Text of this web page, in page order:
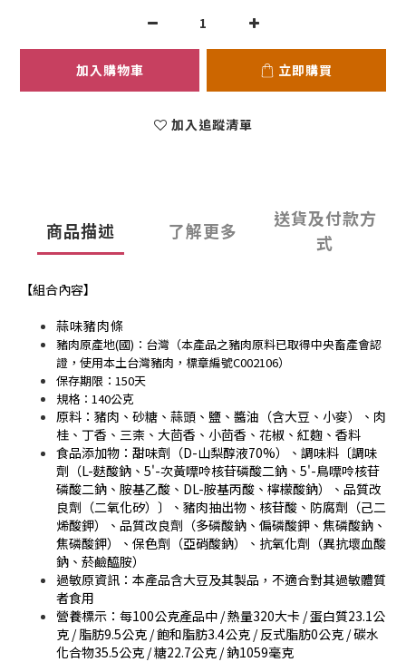
加入購物車 立即購買
加入追蹤清單
商品描述 了解更多
送貨及付款方
式
【組合內容】
蒜味豬肉條
豬肉原產地(國)：台灣（本產品之豬肉原料已取得中央畜產會認
證，使用本土台灣豬肉，標章編號C002106）
保存期限：150天
規格：140公克
原料： 豬肉、砂糖、蒜頭、鹽、醬油（含大豆、小麥）、肉
桂、丁香、三柰、大茴香、小茴香、花椒、紅麴、香料
食品添加物：甜味劑（D-山梨醇液70%）、調味料〔調味
劑（L-麩酸鈉、5'-次黃嘌呤核苷磷酸二鈉、5'-鳥嘌呤核苷
磷酸二鈉、胺基乙酸、DL-胺基丙酸、檸檬酸鈉）、品質改
良劑（二氧化矽）〕、豬肉抽出物、核苷酸、防腐劑（己二
烯酸鉀）、品質改良劑（多磷酸鈉、偏磷酸鉀、焦磷酸鈉、
焦磷酸鉀）、保色劑（亞硝酸鈉）、抗氧化劑（異抗壞血酸
鈉、菸鹼醯胺）
過敏原資訊：本產品含大豆及其製品，不適合對其過敏體質
者食用
營養標示：每100公克產品中 / 熱量320大卡 / 蛋白質23.1公
克 / 脂肪9.5公克 / 飽和脂肪3.4公克 / 反式脂肪0公克 / 碳水
化合物35.5公克 / 糖22.7公克 / 鈉1059毫克